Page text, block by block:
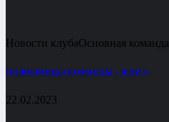
Новости клубаОсновная команда
НОВОБРАНЦЫ КОМАНДЫ «ЗЕНИТ»
22.02.2023